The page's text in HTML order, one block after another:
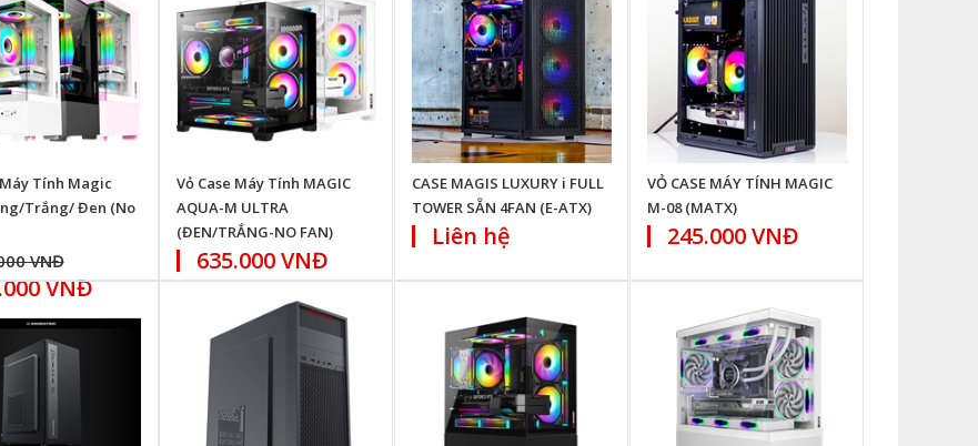
Tính Magic
Trắng/ Đen (No
VNĐ
VNĐ
Vỏ Case Máy Tính MAGIC
AQUA-M ULTRA
(ĐEN/TRẮNG-NO FAN)
635.000 VNĐ
CASE MAGIS LUXURY i FULL
TOWER SẴN 4FAN (E-ATX)
Liên hệ
VỎ CASE MÁY TÍNH MAGIC
M-08 (MATX)
245.000 VNĐ